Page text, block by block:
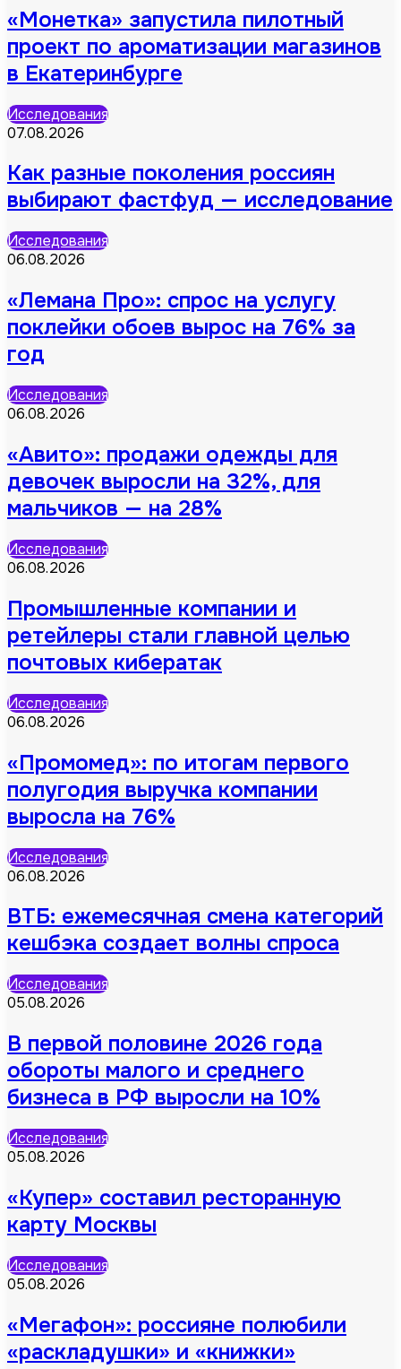
«Монетка» запустила пилотный
проект по ароматизации магазинов
в Екатеринбурге
Исследования
07.08.2026
Как разные поколения россиян
выбирают фастфуд — исследование
Исследования
06.08.2026
«Лемана Про»: спрос на услугу
поклейки обоев вырос на 76% за
год
Исследования
06.08.2026
«Авито»: продажи одежды для
девочек выросли на 32%, для
мальчиков — на 28%
Исследования
06.08.2026
Промышленные компании и
ретейлеры стали главной целью
почтовых кибератак
Исследования
06.08.2026
«Промомед»: по итогам первого
полугодия выручка компании
выросла на 76%
Исследования
06.08.2026
ВТБ: ежемесячная смена категорий
кешбэка создает волны спроса
Исследования
05.08.2026
В первой половине 2026 года
обороты малого и среднего
бизнеса в РФ выросли на 10%
Исследования
05.08.2026
«Купер» составил ресторанную
карту Москвы
Исследования
05.08.2026
«Мегафон»: россияне полюбили
«раскладушки» и «книжки»